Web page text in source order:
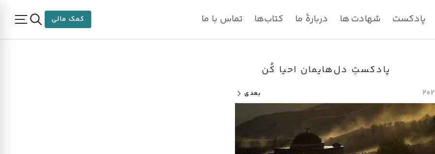
پادکست شهادت ها دربارۀ ما کتاب‌ها تماس با ما کمک مالی
پادکستِ دل‌هایمان احیا کُن
بعدی